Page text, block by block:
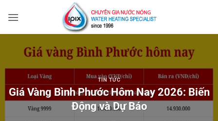
qua
TIN TỨC
Giá Vàng Bình Phước Hôm Nay 2026: Biến
Động và Dự Báo